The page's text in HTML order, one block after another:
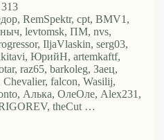
313
RemSpektr, cpt, BMV1,
levtomsk, ПМ, nvs,
IljaVlaskin, serg03,
ЮрийН, artemkaftf,
raz65, barkoleg, Заец,
falcon, Wasilij,
Алька, ОлеОле, Alex231,
theCut …